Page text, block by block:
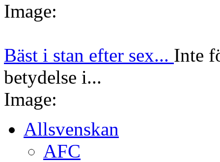
Image:
Bäst i stan efter sex... Inte
betydelse i...
Image:
Allsvenskan
AFC